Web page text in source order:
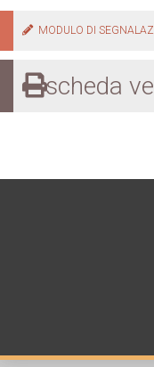
MODULO DI
scheda